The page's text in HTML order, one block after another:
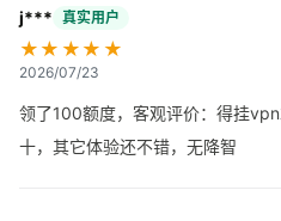
j*** 真实用户
★★★★★
2026/07/23
领了100额度，客观评价：得挂
十，其它体验还不错，无降智